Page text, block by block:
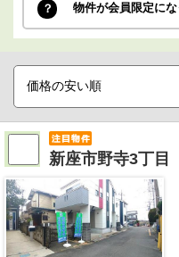
物件が会員限定に
新座市野寺3丁目